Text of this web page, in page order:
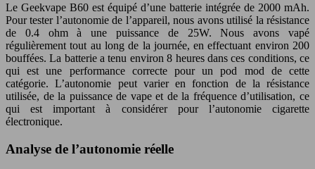
Le Geekvape B60 est équipé d’une batterie intégrée de 2000 mAh.
Pour tester l’autonomie de l’appareil, nous avons utilisé la résistance
de 0.4 ohm à une puissance de 25W. Nous avons vapé
régulièrement tout au long de la journée, en effectuant environ 200
bouffées. La batterie a tenu environ 8 heures dans ces conditions, ce
qui est une performance correcte pour un pod mod de cette
catégorie. L’autonomie peut varier en fonction de la résistance
utilisée, de la puissance de vape et de la fréquence d’utilisation, ce
qui est important à considérer pour l’autonomie cigarette
électronique.
Analyse de l’autonomie réelle